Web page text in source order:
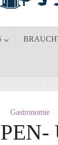
Gastronomie